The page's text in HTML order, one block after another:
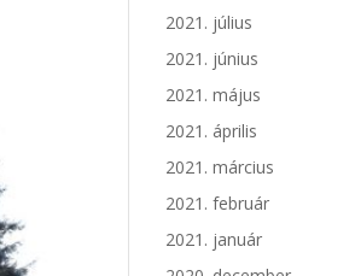
2021. július
2021. június
2021. május
2021. április
2021. március
2021. február
2021. január